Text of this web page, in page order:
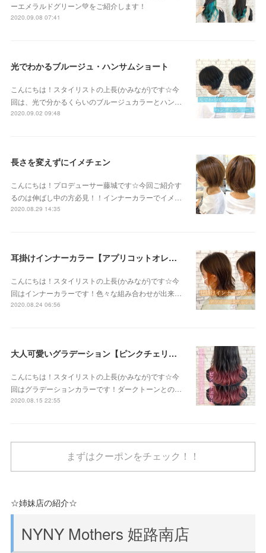
ーエメラルドグリーン💚をご紹介します！
2020.09.08 07:41
光でわかるブルージュ・ハンサムショート
こんにちは！スタイリストの上長(かみなが)です☆今
回は、光で分かるくらいのブルージュカラーとハン…
2020.09.02 09:48
長さを変えずにイメチェン
こんにちは！プロデューサー藤城です☆今回ご紹介す
るのは伸ばし中の方必見！！インナーカラーでイメ…
2020.08.29 14:35
耳掛けインナーカラー【アプリコットオレンジ】
こんにちは！スタイリストの上長(かみなが)です☆今
回はインナーカラーです！色々な組み合わせが出来…
2020.08.24 06:56
大人可愛いグラデーション【ピンクチェリー】
こんにちは！スタイリストの上長(かみなが)です☆今
回はグラデーションカラーです！ダークトーンとの…
2020.08.15 22:55
まずはクーポンをチェック！！
☆姉妹店の紹介☆
NYNY Mothers 姫路南店